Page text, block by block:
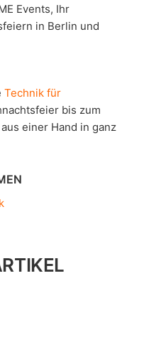
Events, Ihr
in Berlin und
Technik für
bis zum
einer Hand in ganz